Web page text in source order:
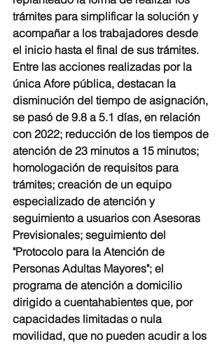
trámites para simplificar la solución y
acompañar a los trabajadores desde
el inicio hasta el final de sus trámites.
Entre las acciones realizadas por la
única Afore pública, destacan la
disminución del tiempo de asignación,
se pasó de 9.8 a 5.1 días, en relación
con 2022; reducción de los tiempos de
atención de 23 minutos a 15 minutos;
homologación de requisitos para
trámites; creación de un equipo
especializado de atención y
seguimiento a usuarios con Asesoras
Previsionales; seguimiento del
"Protocolo para la Atención de
Personas Adultas Mayores"; el
programa de atención a domicilio
dirigido a cuentahabientes que, por
capacidades limitadas o nula
movilidad, que no pueden acudir a los